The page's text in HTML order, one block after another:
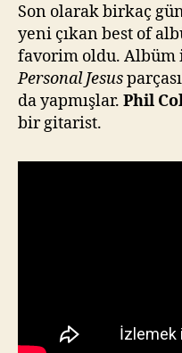
Son olarak birkaç
yeni çıkan best of
favorim oldu. Albüm
Personal Jesus
da yapmışlar. Phil
bir gitarist.